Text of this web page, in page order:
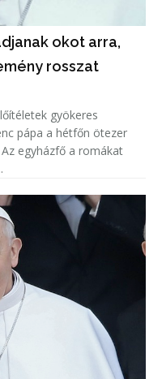
okot arra,
rosszat
gyökeres
pápa a hétfőn ötezer
egyházfő a romákat